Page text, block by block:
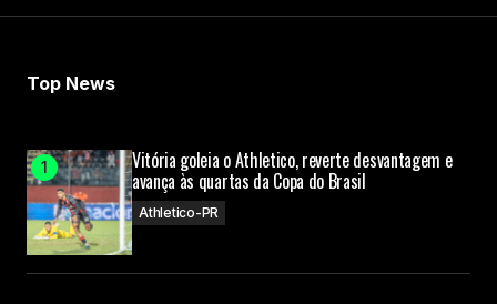
Top News
Vitória goleia o Athletico, reverte desvantagem e
avança às quartas da Copa do Brasil
Athletico-PR